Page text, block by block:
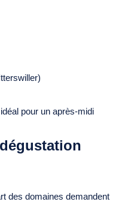
pour un après‑midi
des domaines demandent